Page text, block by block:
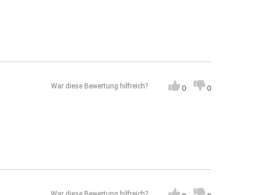
War diese Bewertung hilfreich? 0 0